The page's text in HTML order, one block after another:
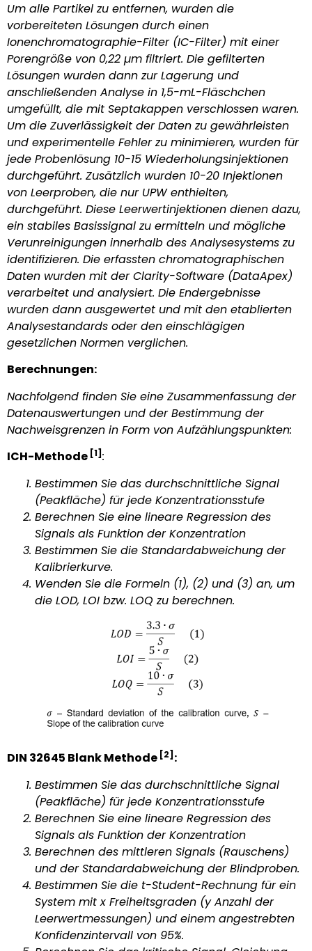
Um alle Partikel zu entfernen, wurden die
vorbereiteten Lösungen durch einen
Ionenchromatographie-Filter (IC-Filter) mit einer
Porengröße von 0,22 µm filtriert. Die gefilterten
Lösungen wurden dann zur Lagerung und
anschließenden Analyse in 1,5-mL-Fläschchen
umgefüllt, die mit Septakappen verschlossen waren.
Um die Zuverlässigkeit der Daten zu gewährleisten
und experimentelle Fehler zu minimieren, wurden für
jede Probenlösung 10-15 Wiederholungsinjektionen
durchgeführt. Zusätzlich wurden 10-20 Injektionen
von Leerproben, die nur UPW enthielten,
durchgeführt. Diese Leerwertinjektionen dienen dazu,
ein stabiles Basissignal zu ermitteln und mögliche
Verunreinigungen innerhalb des Analysesystems zu
identifizieren. Die erfassten chromatographischen
Daten wurden mit der Clarity-Software (DataApex)
verarbeitet und analysiert. Die Endergebnisse
wurden dann ausgewertet und mit den etablierten
Analysestandards oder den einschlägigen
gesetzlichen Normen verglichen.
Berechnungen:
Nachfolgend finden Sie eine Zusammenfassung der
Datenauswertungen und der Bestimmung der
Nachweisgrenzen in Form von Aufzählungspunkten:
ICH-Methode [1] :
Bestimmen Sie das durchschnittliche Signal
(Peakfläche) für jede Konzentrationsstufe
Berechnen Sie eine lineare Regression des
Signals als Funktion der Konzentration
Bestimmen Sie die Standardabweichung der
Kalibrierkurve.
Wenden Sie die Formeln (1), (2) und (3) an, um
die LOD, LOI bzw. LOQ zu berechnen.
DIN 32645 Blank Methode [2] :
Bestimmen Sie das durchschnittliche Signal
(Peakfläche) für jede Konzentrationsstufe
Berechnen Sie eine lineare Regression des
Signals als Funktion der Konzentration
Berechnen des mittleren Signals (Rauschens)
und der Standardabweichung der Blindproben.
Bestimmen Sie die t-Student-Rechnung für ein
System mit x Freiheitsgraden (y Anzahl der
Leerwertmessungen) und einem angestrebten
Konfidenzintervall von 95%.